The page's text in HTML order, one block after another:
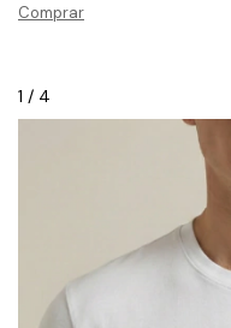
Comprar
1 / 4